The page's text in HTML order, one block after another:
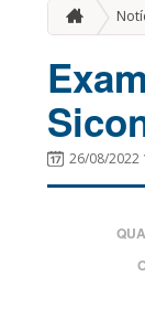
26/08/2022